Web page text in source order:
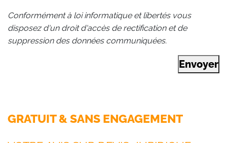
Conformément à loi informatique et libertés vous
disposez d'un droit d'accès de rectification et de
suppression des données communiquées.
Envoyer
GRATUIT & SANS ENGAGEMENT